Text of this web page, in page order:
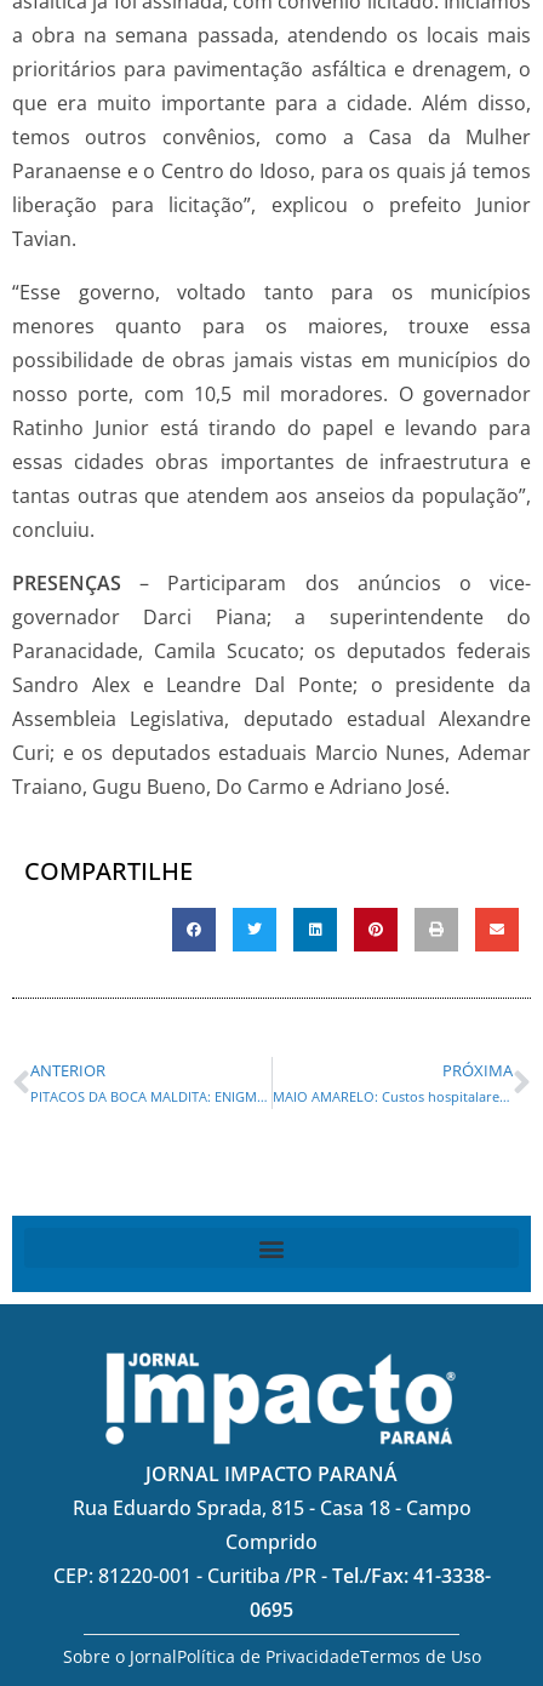
a obra na semana passada, atendendo os locais mais
prioritários para pavimentação asfáltica e drenagem, o
que era muito importante para a cidade. Além disso,
temos outros convênios, como a Casa da Mulher
Paranaense e o Centro do Idoso, para os quais já temos
liberação para licitação”, explicou o prefeito Junior
Tavian.
“Esse governo, voltado tanto para os municípios
menores quanto para os maiores, trouxe essa
possibilidade de obras jamais vistas em municípios do
nosso porte, com 10,5 mil moradores. O governador
Ratinho Junior está tirando do papel e levando para
essas cidades obras importantes de infraestrutura e
tantas outras que atendem aos anseios da população”,
concluiu.
PRESENÇAS– Participaram dos anúncios o vice-
governador Darci Piana; a superintendente do
Paranacidade, Camila Scucato; os deputados federais
Sandro Alex e Leandre Dal Ponte; o presidente da
Assembleia Legislativa, deputado estadual Alexandre
Curi; e os deputados estaduais Marcio Nunes, Ademar
Traiano, Gugu Bueno, Do Carmo e Adriano José.
COMPARTILHE
ANTERIOR
PITACOS DA BOCA MALDITA: ENIGMA NA PRAÇA!
PRÓXIMA
MAIO AMARELO: Custos hospitalares com acidentes de trânsito representam R$ 37,1 milhões no SUS curitibano
JORNAL IMPACTO PARANÁ
Rua Eduardo Sprada, 815 - Casa 18 - Campo
Comprido
CEP: 81220-001 - Curitiba /PR -Tel./Fax: 41-3338-
0695
Sobre o JornalPolítica de PrivacidadeTermos de Uso